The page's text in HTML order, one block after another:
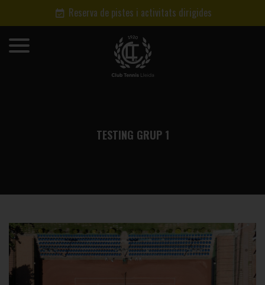
Reserva de pistes i activitats dirigides
TESTING GRUP 1